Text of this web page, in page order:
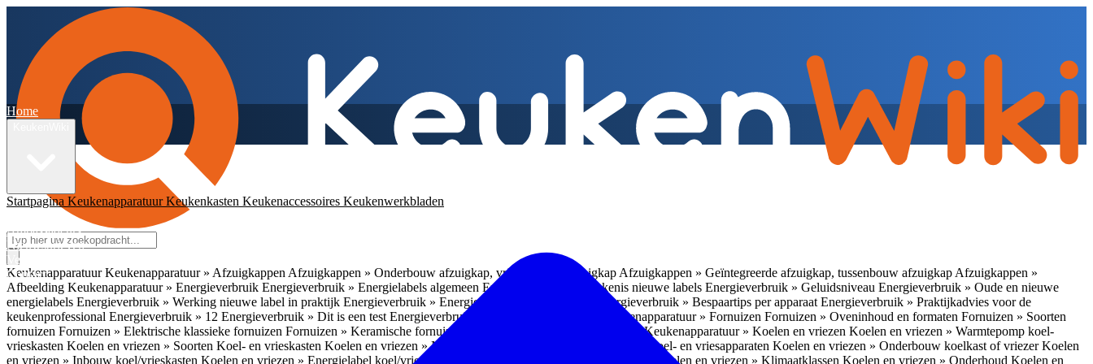
KeukenapparatuurKeukenapparatuur » Afzuigkappen Afzuigkappen » Onderbouw afzuigkap, vrijhangende afzuigkap Afzuigkappen » Geïntegreerde afzuigkap, tussenbouw afzuigkap Afzuigkappen »
Afbeelding Keukenapparatuur » Energieverbruik Energieverbruik » Energielabels algemeen Energieverbruik » Betekenis nieuwe labels Energieverbruik » Geluidsniveau Energieverbruik » Oude en nieuwe
energielabels Energieverbruik » Werking nieuwe label in praktijk Energieverbruik » Energieverbruik in de praktijk Energieverbruik » Bespaartips per apparaat Energieverbruik » Praktijkadvies voor de
keukenprofessional Energieverbruik » 12 Energieverbruik » Dit is een test Energieverbruik » 1 Keukenapparatuur » Fornuizen Fornuizen » Oveninhoud en formaten Fornuizen » Soorten
fornuizen Fornuizen » Elektrische klassieke fornuizen Fornuizen » Keramische fornuizen Keukenapparatuur » InbouwladesKeukenapparatuur » Koelen en vriezen Koelen en vriezen » Warmtepomp koel-
vrieskasten Koelen en vriezen » Soorten Koel- en vrieskasten Koelen en vriezen » Nismaten Koelen en vriezen » Vrijstaande koel- en vriesapparaten Koelen en vriezen » Onderbouw koelkast of vriezerKoelen
en vriezen » Inbouw koel/vrieskasten Koelen en vriezen » Energielabel koel/vrieskasten Koelen en vriezen » Klimaatklassen Koelen en vriezen » Onderhoud Koelen en
Home
Startpagina KeukenapparatuurKeukenkasten Keukenaccessoires Keukenwerkbladen
Ambassadeurs
Nieuwsbrieven
Veelgestelde vragen
Contact